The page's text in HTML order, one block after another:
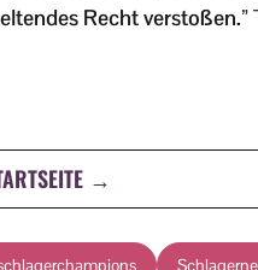
Recht verstoßen.”
→